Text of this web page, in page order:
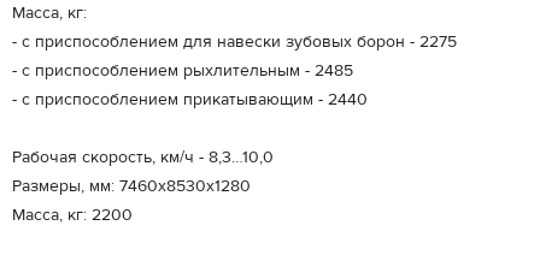
Масса, кг:
- с приспособлением для навески зубовых борон - 2275
- с приспособлением рыхлительным - 2485
- с приспособлением прикатывающим - 2440
Рабочая скорость, км/ч - 8,3…10,0
Размеры, мм: 7460х8530х1280
Масса, кг: 2200